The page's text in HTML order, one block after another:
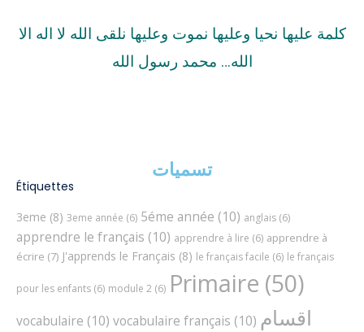
كلمة عليها نحيا وعليها نموت وعليها نلقى الله لا اله الا
الله… محمد رسول الله
تسميات
Étiquettes
3eme (8) 3eme année (6) 5éme année (10) anglais (6)
apprendre le français (10) apprendre à lire (6) apprendre à
écrire (7) J'apprends le Français (8) le français facile (6) le français
pour les enfants (6) module 2 (6) Primaire (50)
vocabulaire (10) vocabulaire français (10) اقسام